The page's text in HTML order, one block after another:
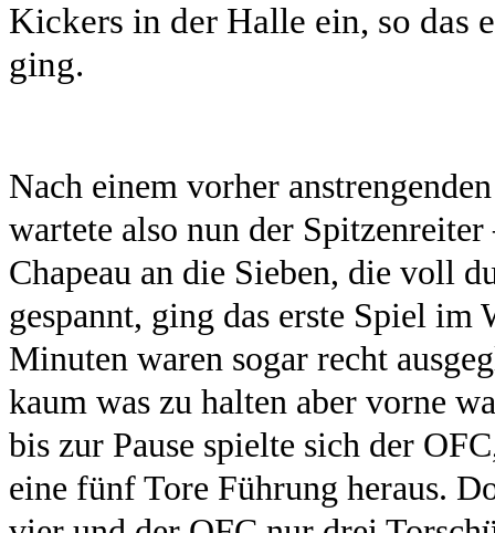
Kickers in der Halle ein, so das
ging.
Nach einem vorher
wartete also nun der
Chapeau an die Sieben, die voll
gespannt, ging das erste Spiel
Minuten waren sogar recht
kaum was zu halten aber vorne
bis zur Pause spielte sich der
eine fünf Tore Führung heraus.